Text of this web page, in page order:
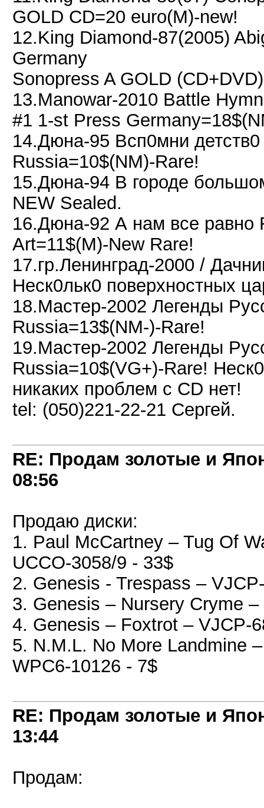
GOLD CD=20 euro(M)-new!
12.King Diamond-87(2005)
Germany
Sonopress A GOLD
13.Manowar-2010 Battle
#1 1-st Press
14.Дюна-95 Всп0мни
Russia=10$(NM)-Rare!
15.Дюна-94 В городе
NEW Sealed.
16.Дюна-92 А нам все равно
Art=11$(M)-New Rare!
17.гр.Ленинград-2000 /
Неск0льк0 поверхностных
18.Мастер-2002 Легенды
Russia=13$(NM-)-Rare!
19.Мастер-2002 Легенды
Russia=10$(VG+)-Rare!
никаких проблем с CD нет!
tel: (050)221-22-21 Сергей.
RE: Продам золотые и
08:56
Продаю диски:
1. Paul McCartney ‎– Tug Of
UCCO-3058/9 - 33$
2. Genesis - Trespass –
3. Genesis – Nursery Cryme
4. Genesis ‎– Foxtrot – VJCP-
5. N.M.L. No More Landmine
WPC6-10126 - 7$
RE: Продам золотые и
13:44
Продам: